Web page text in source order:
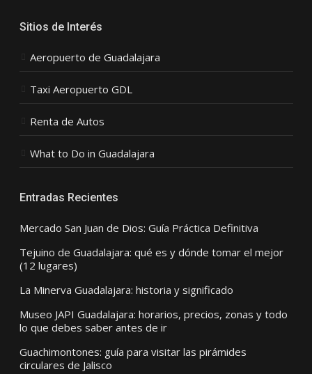
Sitios de Interés
Aeropuerto de Guadalajara
Taxi Aeropuerto GDL
Renta de Autos
What to Do in Guadalajara
Entradas Recientes
Mercado San Juan de Dios: Guía Práctica Definitiva
Tejuino de Guadalajara: qué es y dónde tomar el mejor
(12 lugares)
La Minerva Guadalajara: historia y significado
Museo JAPI Guadalajara: horarios, precios, zonas y todo
lo que debes saber antes de ir
Guachimontones: guía para visitar las pirámides
circulares de Jalisco